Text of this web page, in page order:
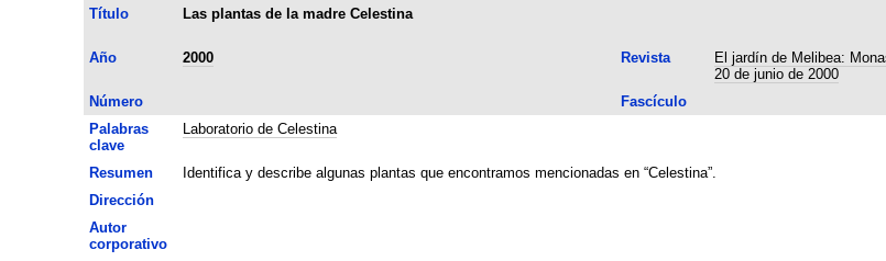
Título
Las plantas de la madre Celestina
Año
2000 Revista
El jardín de Melibea:
20 de junio de 2000
Número Fascículo
Palabras
clave
Laboratorio de Celestina
Resumen
Identifica y describe algunas plantas que encontramos mencionadas en “Celestina”.
Dirección
Autor
corporativo